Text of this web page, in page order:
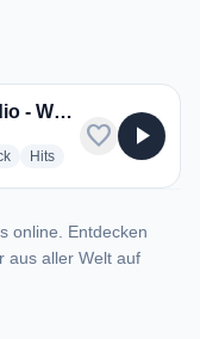
The Point Indepedent Radio - WDOT
radio stations
Hitsradio stations
favorite play_arrow
online. Entdecken
aus aller Welt auf